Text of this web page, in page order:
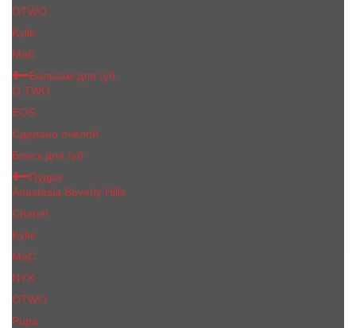
OTWO
Kylie
МаС
Бальзам для губ
O.TWO
EOS
Сделано пчелой
Блеск для губ
Пудра
Anastasia Beverly Hills
Chanel
Kylie
MaC
NYX
OTWO
Pupa